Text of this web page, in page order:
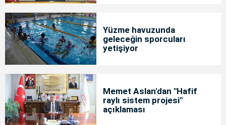
Yüzme havuzunda
geleceğin sporcuları
yetişiyor
Memet Aslan'dan "Hafif
raylı sistem projesi"
açıklaması